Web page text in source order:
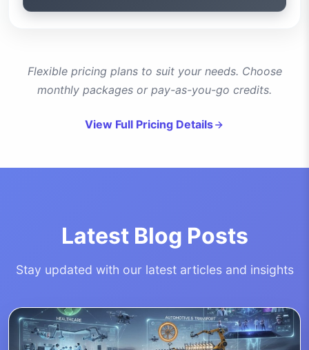
Flexible pricing plans to suit your needs. Choose
monthly packages or pay-as-you-go credits.
View Full Pricing Details
Latest Blog Posts
Stay updated with our latest articles and insights